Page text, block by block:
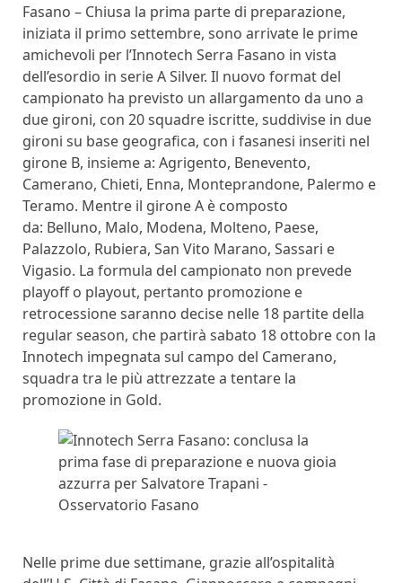
Fasano – Chiusa la prima parte di preparazione,
iniziata il primo settembre, sono arrivate le prime
amichevoli per l’Innotech Serra Fasano in vista
dell’esordio in serie A Silver. Il nuovo format del
campionato ha previsto un allargamento da uno a
due gironi, con 20 squadre iscritte, suddivise in due
gironi su base geografica, con i fasanesi inseriti nel
girone B, insieme a: Agrigento, Benevento,
Camerano, Chieti, Enna, Monteprandone, Palermo e
Teramo. Mentre il girone A è composto
da: Belluno, Malo, Modena, Molteno, Paese,
Palazzolo, Rubiera, San Vito Marano, Sassari e
Vigasio. La formula del campionato non prevede
playoff o playout, pertanto promozione e
retrocessione saranno decise nelle 18 partite della
regular season, che partirà sabato 18 ottobre con la
Innotech impegnata sul campo del Camerano,
squadra tra le più attrezzate a tentare la
promozione in Gold.
Nelle prime due settimane, grazie all’ospitalità